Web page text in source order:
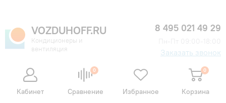
VOZDUHOFF.RU
Кондиционеры и
вентиляция
8 495 021 49 29
Заказать звонок
Кабинет
0
Сравнение Избранное
0
Корзина